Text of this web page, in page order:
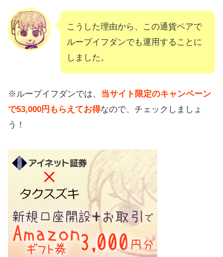
こうした理由から、この通貨ペアで
ループイフダンでも運用することに
しました。
※ループイフダンでは、 当サイト限定のキャンペーン
で53,000円もらえてお得なので、チェックしましょ
う！